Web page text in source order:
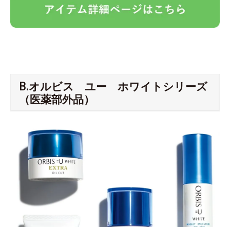
B.オルビス ユー ホワイトシリーズ
（医薬部外品）